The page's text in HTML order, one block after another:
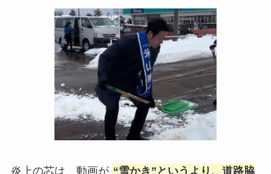
炎上の芯は、動画が “雪かき”というより、道路脇